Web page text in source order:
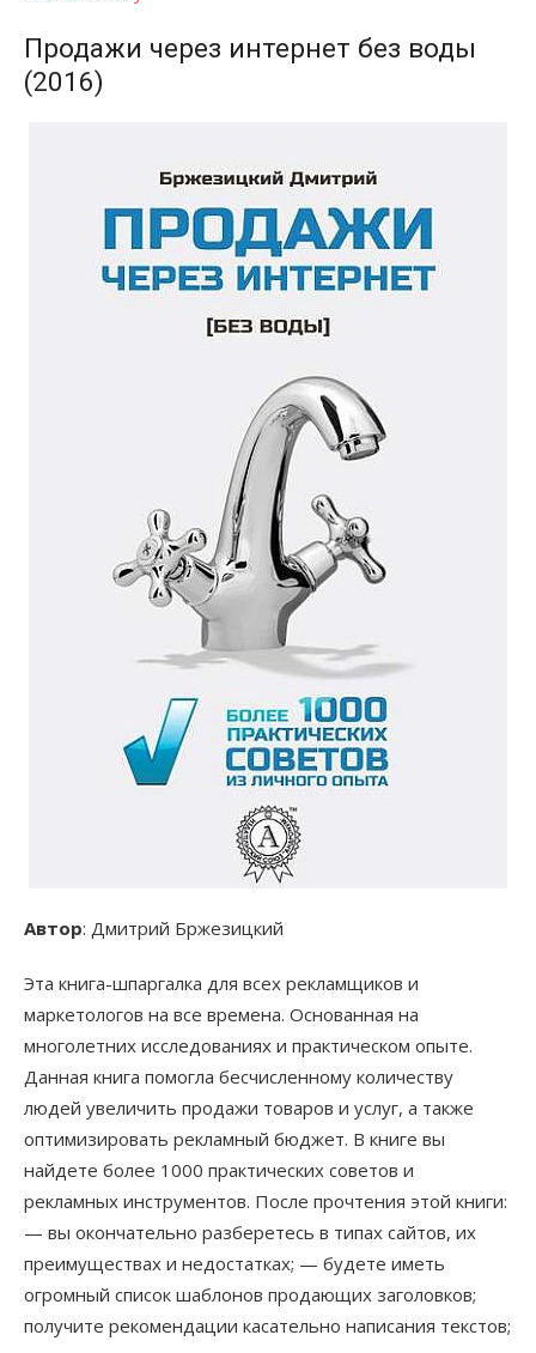
Продажи через интернет без воды
(2016)
Автор: Дмитрий Бржезицкий
Эта книга-шпаргалка для всех рекламщиков и
маркетологов на все времена. Основанная на
многолетних исследованиях и практическом опыте.
Данная книга помогла бесчисленному количеству
людей увеличить продажи товаров и услуг, а также
оптимизировать рекламный бюджет. В книге вы
найдете более 1000 практических советов и
рекламных инструментов. После прочтения этой книги:
— вы окончательно разберетесь в типах сайтов, их
преимуществах и недостатках; — будете иметь
огромный список шаблонов продающих заголовков;
получите рекомендации касательно написания текстов;